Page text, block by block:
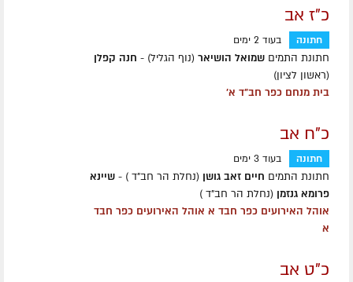
כ"ז אב
חתונה בעוד 2 ימים
חתונת התמים שמואל הושיאר (נוף הגליל) - חנה קפלן
(ראשון לציון)
בית מנחם כפר חב"ד א'
כ"ח אב
חתונה בעוד 3 ימים
חתונת התמים חיים זאב גושן (נחלת הר חב"ד ) - שיינא
פרומא גנזמן (נחלת הר חב"ד )
אוהל האירועים כפר חבד א אוהל האירועים כפר חבד
א
כ"ט אב